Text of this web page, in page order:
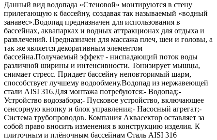
Данный вид водопада «Стеновой» монтируются в стену
прилегающую к бассейну, создавая так называемый «водный
занавес».Водопад предназначен для использования в
бассейнах, аквапарках и водных аттракционах для отдыха и
развлечений. Предназначен для массажа плеч, шеи и головы, а
так же является декоративным элементом
бассейна.Получаемый эффект - ниспадающий поток воды
различной ширины и интенсивности. Тонизирует мышцы,
снимает стресс. Придает бассейну неповторимый шарм,
способствует лучшему водообмену.Водопад из нержавеющей
стали AISI 316.Для монтажа потребуются:- Водопад;-
Устройство водозабора;- Пусковое устройство, включающее
сенсорную кнопку и блок управления;- Насосный агрегат;-
Система трубопроводов. Компания Аквасектор оставляет за
собой право вносить изменения в конструкцию изделия. К
плиточным и плёночным бассейнам Сталь AISI 316